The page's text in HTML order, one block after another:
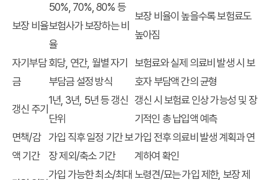
보장 비율
50%, 70%, 80% 등
보험사가 보장하는 비
율
보장 비율이 높을수록 보험료도
높아짐
자기부담
금
회당, 연간, 월별 자기
부담금 설정 방식
보험료와 실제 의료비 발생 시 보
호자 부담액 간의 균형
갱신 주기
1년, 3년, 5년 등 갱신
단위
갱신 시 보험료 인상 가능성 및 장
기적인 총 납입액 예측
면책/감
액 기간
가입 직후 일정 기간 보
장 제외/축소 기간
가입 전후 의료비 발생 계획과 연
계하여 확인
가입 가능한 최소/최대 노령견/묘는 가입 제한, 보장 제